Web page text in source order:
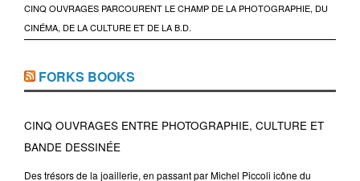
CINQ OUVRAGES PARCOURENT LE CHAMP DE LA PHOTOGRAPHIE, DU
CINÉMA, DE LA CULTURE ET DE LA B.D.
FORKS BOOKS
CINQ OUVRAGES ENTRE PHOTOGRAPHIE, CULTURE ET
BANDE DESSINÉE
Des trésors de la joaillerie, en passant par Michel Piccoli icône du